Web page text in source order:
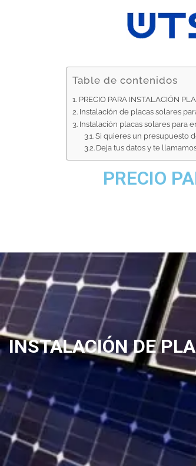
Table de contenidos
PRECIO PARA INSTALACIÓN
Instalación de placas solares
Instalación placas solares para
Si quieres un presupuesto
Deja tus datos y te
PRECIO
INSTALACIÓN DE